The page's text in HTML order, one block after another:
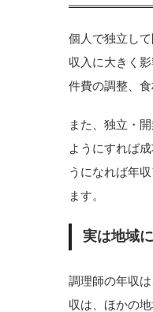
個人で独立し
収入に大きく
件費の調整、
また、独立・
ようにすれば
うになれば年
ます。
実は地域
調理師の年収
収は、ほかの